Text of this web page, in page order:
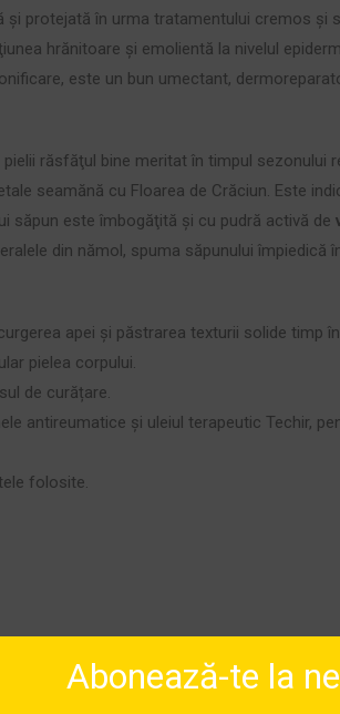
şi protejată în urma tratamentului cremos şi
hrănitoare şi emolientă la nivelul
este un bun umectant,
răsfăţul bine meritat în timpul sezonului
seamănă cu Floarea de Crăciun. Este
săpun este îmbogăţită şi cu pudră activă de
din nămol, spuma săpunului
apei și păstrarea texturii solide timp
pielea corpului.
de curățare.
antireumatice și uleiul terapeutic Techir,
folosite.
Abonează-te la